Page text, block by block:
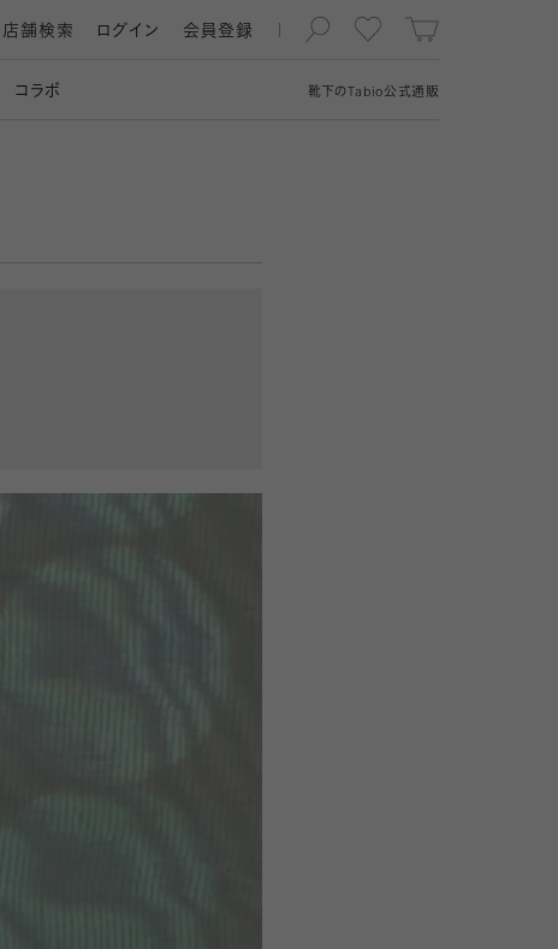
靴下の Tabio公式通販
店舗検索 ログイン 会員登録
コラボ